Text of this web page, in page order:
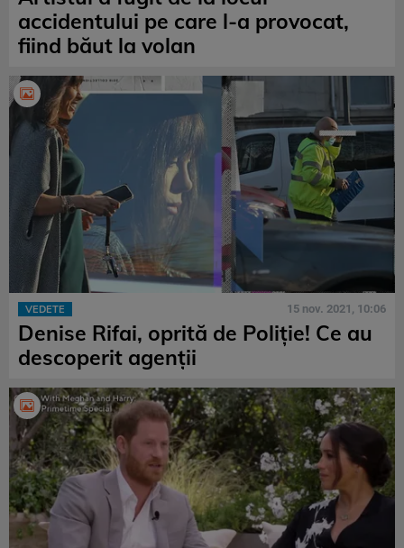
accidentului pe care l-a provocat,
fiind băut la volan
VEDETE 15 nov. 2021, 10:06
Denise Rifai, oprită de Poliție! Ce au
descoperit agenții